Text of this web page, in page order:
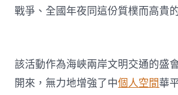
戰爭、全國年夜同這份質樸而高貴
該活動作為海峽兩岸文明交通的盛
開來，無力地增強了中個人空間華